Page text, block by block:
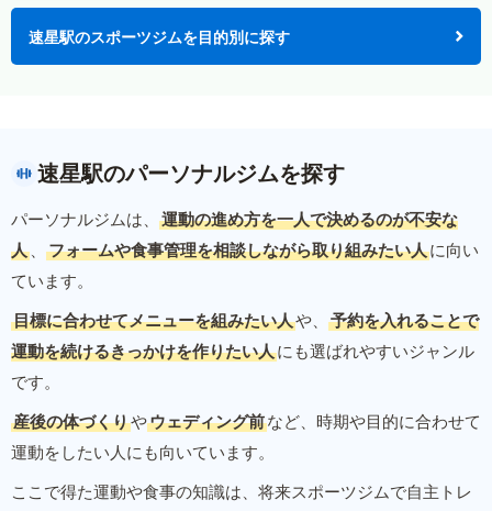
速星駅のスポーツジムを目的別に探す
速星駅のパーソナルジムを探す
パーソナルジムは、
運動の進め方を一人で決めるのが不安な
人 、 フォームや食事管理を相談しながら取り組みたい人に向い
ています。
目標に合わせてメニューを組みたい人や、
予約を入れることで
運動を続けるきっかけを作りたい人にも選ばれやすいジャンル
です。
産後の体づくりやウェディング前など、時期や目的に合わせて
運動をしたい人にも向いています。
ここで得た運動や食事の知識は、将来スポーツジムで自主トレ